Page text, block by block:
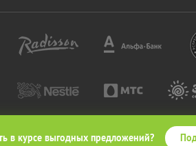
в курсе выгодных предложений?
2010-2026 © КупиКупон. Все права защищены.